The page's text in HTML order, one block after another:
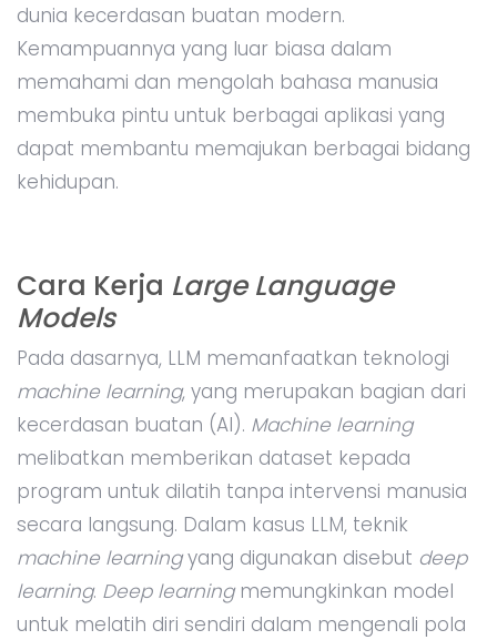
dunia kecerdasan buatan modern.
Kemampuannya yang luar biasa dalam
memahami dan mengolah bahasa manusia
membuka pintu untuk berbagai aplikasi yang
dapat membantu memajukan berbagai bidang
kehidupan.
Cara Kerja Large Language
Models
Pada dasarnya, LLM memanfaatkan teknologi
machine learning, yang merupakan bagian dari
kecerdasan buatan (AI). Machine learning
melibatkan memberikan dataset kepada
program untuk dilatih tanpa intervensi manusia
secara langsung. Dalam kasus LLM, teknik
machine learningyang digunakan disebut deep
learning. Deep learningmemungkinkan model
untuk melatih diri sendiri dalam mengenali pola